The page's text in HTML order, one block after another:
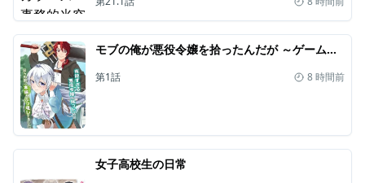
モブの俺が悪役令嬢を拾ったんだが ～ゲーム本編無視で、好き勝手楽しみます～
第1話 8 時間前
女子高校生の日常